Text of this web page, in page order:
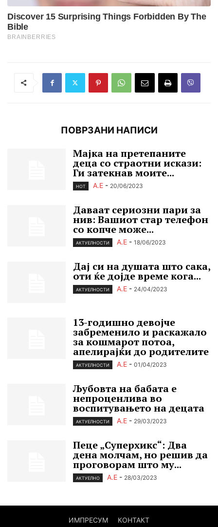
ПОВРЗАНИ НАПИСИ
Мајка на претепаните
деца со страотни искази:
Ги затекнав моите...
HOT А.Е - 20/06/2023
Даваат сериозни пари за
нив: Вашиот стар телефон
со копче може...
АКТУЕЛНОСТИ А.Е - 18/06/2023
Дај си на душата што сака,
оти ќе дојде време кога...
АКТУЕЛНОСТИ А.Е - 24/04/2023
13-годишно девојче
забременило и раскажало
за кошмарот потоа,
апелирајќи до родителите
АКТУЕЛНОСТИ А.Е - 01/04/2023
Љубовта на бабата е
непроценлива во
воспитувањето на децата
АКТУЕЛНОСТИ А.Е - 29/03/2023
Пеце „Cуперхикс“: Два
дена молчам, но решив да
проговорам што му...
АКТУЕЛНО А.Е - 28/03/2023
ИМПРЕСУМ КОНТАКТ